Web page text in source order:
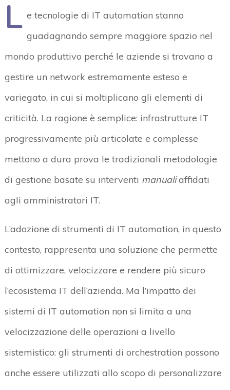
L e tecnologie di IT automation stanno
guadagnando sempre maggiore spazio nel
mondo produttivo perché le aziende si trovano a
gestire un network estremamente esteso e
variegato, in cui si moltiplicano gli elementi di
criticità. La ragione è semplice: infrastrutture IT
progressivamente più articolate e complesse
mettono a dura prova le tradizionali metodologie
di gestione basate su interventi manualiaffidati
agli amministratori IT.
L’adozione di strumenti di IT automation, in questo
contesto, rappresenta una soluzione che permette
di ottimizzare, velocizzare e rendere più sicuro
l’ecosistema IT dell’azienda. Ma l’impatto dei
sistemi di IT automation non si limita a una
velocizzazione delle operazioni a livello
sistemistico: gli strumenti di orchestration possono
anche essere utilizzati allo scopo di personalizzare